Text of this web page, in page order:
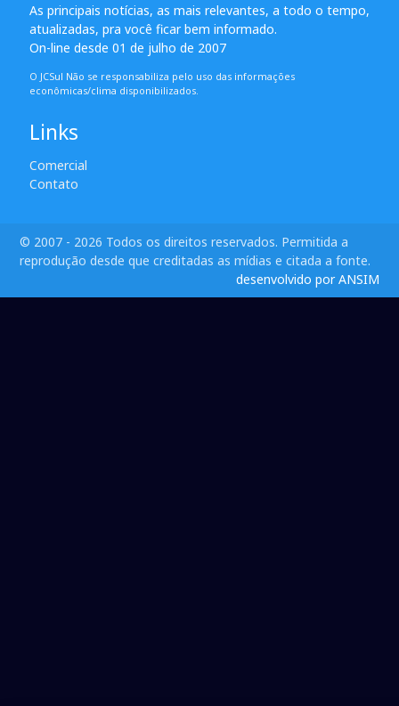
As principais notícias, as mais relevantes, a todo o tempo,
atualizadas, pra você ficar bem informado.
On-line desde 01 de julho de 2007
O JCSul Não se responsabiliza pelo uso das informações
econômicas/clima disponibilizados.
Links
Comercial
Contato
© 2007 - 2026 Todos os direitos reservados. Permitida a
reprodução desde que creditadas as mídias e citada a fonte.
desenvolvido por ANSIM